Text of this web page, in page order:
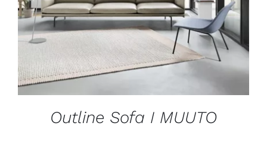
Outline Sofa I MUUTO